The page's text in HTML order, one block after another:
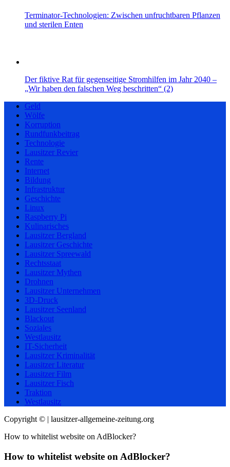
Terminator-Technologien: Zwischen unfruchtbaren Pflanzen
und sterilen Enten
Der fiktive Rat für gegenseitige Stromhilfen im Jahr 2040 –
„Wir haben den falschen Weg beschritten“ (2)
Geld
Wölfe
Korruption
Rundfunkbeitrag
Technologie
Lausitzer Revier
Rente
Internet
Bildung
Infrastruktur
Geschichte
Linux
Raspberry Pi
Kulinarisches
Lausitzer Bergland
Lausitzer Geschichte
Lausitzer Spreewald
Rechtsstaat
Lausitzer Mythen
Drohnen
Lausitzer Unternehmen
3D-Druck
Lausitzer Seenland
Blackout
Soziales
Westlausitz
IT-Sicherheit
Lausitzer Kriminalität
Lausitzer Literatur
Lausitzer Film
Lausitzer Fisch
Traktion
Westlausitz
Copyright © | lausitzer-allgemeine-zeitung.org
How to whitelist website on AdBlocker?
How to whitelist website on AdBlocker?